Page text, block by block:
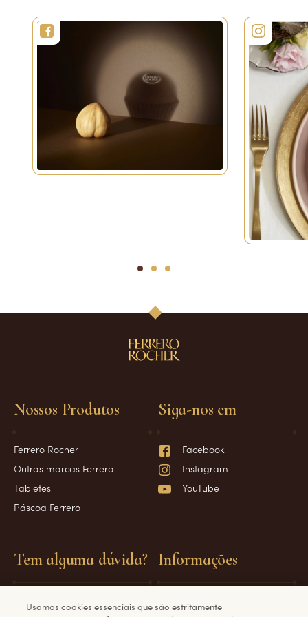
1 2 3
Nossos Produtos
Ferrero Rocher
Outras marcas Ferrero
Tabletes
Páscoa Ferrero
Tem alguma dúvida? Informações
Siga-nos em
Facebook
Instagram
YouTube
Usamos cookies essenciais que são estritamente